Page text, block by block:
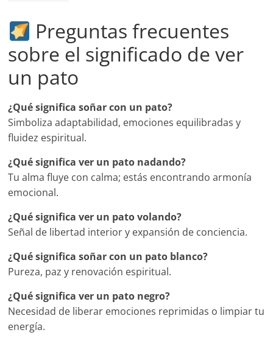
Preguntas frecuentes
sobre el significado de ver
un pato
¿Qué significa soñar con un pato?
Simboliza adaptabilidad, emociones equilibradas y
fluidez espiritual.
¿Qué significa ver un pato nadando?
Tu alma fluye con calma; estás encontrando armonía
emocional.
¿Qué significa ver un pato volando?
Señal de libertad interior y expansión de conciencia.
¿Qué significa soñar con un pato blanco?
Pureza, paz y renovación espiritual.
¿Qué significa ver un pato negro?
Necesidad de liberar emociones reprimidas o limpiar tu
energía.